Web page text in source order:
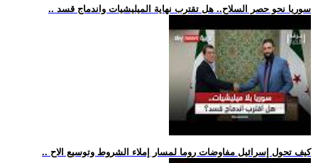
.. سوريا نحو حصر السلاح.. هل تقترب نهاية الميليشيات واندماج قسد
.. كيف تحول إسرائيل مفاوضات روما لمسار إملاء الشروط وتوسيع الاح